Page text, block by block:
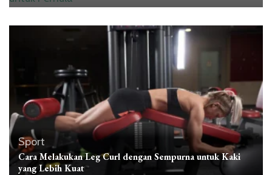
Sport
Cara Melakukan Leg Curl dengan Sempurna untuk Kaki
yang Lebih Kuat